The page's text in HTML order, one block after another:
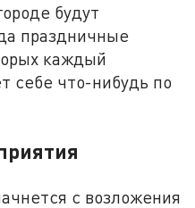
будут
праздничные
каждый
себе что-нибудь по
с возложения